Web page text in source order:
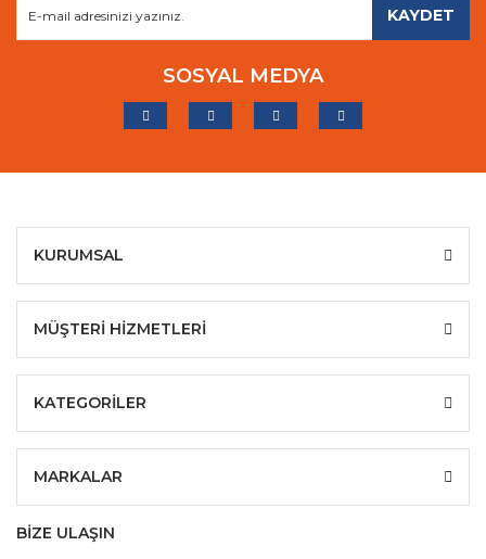
KAYDET
SOSYAL MEDYA
KURUMSAL
MÜŞTERİ HİZMETLERİ
KATEGORİLER
MARKALAR
BİZE ULAŞIN